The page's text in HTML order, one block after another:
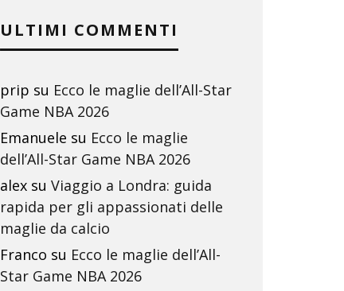
ULTIMI COMMENTI
prip su Ecco le maglie dell’All-Star
Game NBA 2026
Emanuele su Ecco le maglie
dell’All-Star Game NBA 2026
alex su Viaggio a Londra: guida
rapida per gli appassionati delle
maglie da calcio
Franco su Ecco le maglie dell’All-
Star Game NBA 2026